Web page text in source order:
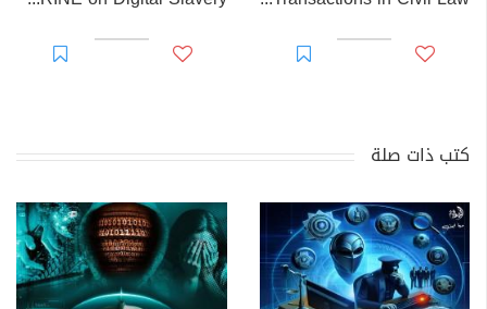
كتب ذات صلة